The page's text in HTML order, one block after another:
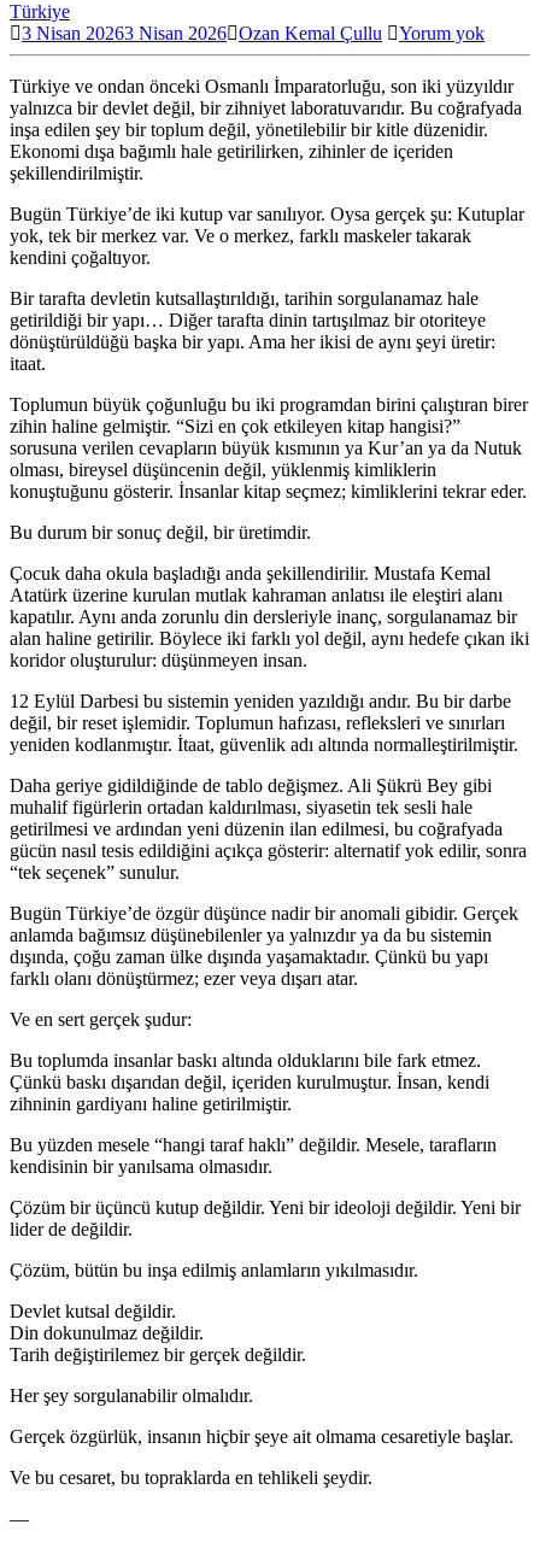
Türkiye
3 Nisan 20263 Nisan 2026 Ozan Kemal Çullu Yorum yok
Türkiye ve ondan önceki Osmanlı İmparatorluğu, son iki yüzyıldır
yalnızca bir devlet değil, bir zihniyet laboratuvarıdır. Bu coğrafyada
inşa edilen şey bir toplum değil, yönetilebilir bir kitle düzenidir.
Ekonomi dışa bağımlı hale getirilirken, zihinler de içeriden
şekillendirilmiştir.
Bugün Türkiye’de iki kutup var sanılıyor. Oysa gerçek şu: Kutuplar
yok, tek bir merkez var. Ve o merkez, farklı maskeler takarak
kendini çoğaltıyor.
Bir tarafta devletin kutsallaştırıldığı, tarihin sorgulanamaz hale
getirildiği bir yapı… Diğer tarafta dinin tartışılmaz bir otoriteye
dönüştürüldüğü başka bir yapı. Ama her ikisi de aynı şeyi üretir:
itaat.
Toplumun büyük çoğunluğu bu iki programdan birini çalıştıran birer
zihin haline gelmiştir. “Sizi en çok etkileyen kitap hangisi?”
sorusuna verilen cevapların büyük kısmının ya Kur’an ya da Nutuk
olması, bireysel düşüncenin değil, yüklenmiş kimliklerin
konuştuğunu gösterir. İnsanlar kitap seçmez; kimliklerini tekrar eder.
Bu durum bir sonuç değil, bir üretimdir.
Çocuk daha okula başladığı anda şekillendirilir. Mustafa Kemal
Atatürk üzerine kurulan mutlak kahraman anlatısı ile eleştiri alanı
kapatılır. Aynı anda zorunlu din dersleriyle inanç, sorgulanamaz bir
alan haline getirilir. Böylece iki farklı yol değil, aynı hedefe çıkan iki
koridor oluşturulur: düşünmeyen insan.
12 Eylül Darbesi bu sistemin yeniden yazıldığı andır. Bu bir darbe
değil, bir reset işlemidir. Toplumun hafızası, refleksleri ve sınırları
yeniden kodlanmıştır. İtaat, güvenlik adı altında normalleştirilmiştir.
Daha geriye gidildiğinde de tablo değişmez. Ali Şükrü Bey gibi
muhalif figürlerin ortadan kaldırılması, siyasetin tek sesli hale
getirilmesi ve ardından yeni düzenin ilan edilmesi, bu coğrafyada
gücün nasıl tesis edildiğini açıkça gösterir: alternatif yok edilir, sonra
“tek seçenek” sunulur.
Bugün Türkiye’de özgür düşünce nadir bir anomali gibidir. Gerçek
anlamda bağımsız düşünebilenler ya yalnızdır ya da bu sistemin
dışında, çoğu zaman ülke dışında yaşamaktadır. Çünkü bu yapı
farklı olanı dönüştürmez; ezer veya dışarı atar.
Ve en sert gerçek şudur:
Bu toplumda insanlar baskı altında olduklarını bile fark etmez.
Çünkü baskı dışarıdan değil, içeriden kurulmuştur. İnsan, kendi
zihninin gardiyanı haline getirilmiştir.
Bu yüzden mesele “hangi taraf haklı” değildir. Mesele, tarafların
kendisinin bir yanılsama olmasıdır.
Çözüm bir üçüncü kutup değildir. Yeni bir ideoloji değildir. Yeni bir
lider de değildir.
Çözüm, bütün bu inşa edilmiş anlamların yıkılmasıdır.
Devlet kutsal değildir.
Din dokunulmaz değildir.
Tarih değiştirilemez bir gerçek değildir.
Her şey sorgulanabilir olmalıdır.
Gerçek özgürlük, insanın hiçbir şeye ait olmama cesaretiyle başlar.
Ve bu cesaret, bu topraklarda en tehlikeli şeydir.
—